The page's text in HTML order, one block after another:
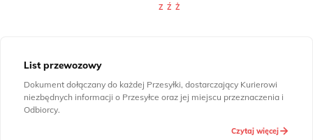
Z Ź Ż
List przewozowy
Dokument dołączany do każdej Przesyłki, dostarczający Kurierowi
niezbędnych informacji o Przesyłce oraz jej miejscu przeznaczenia i
Odbiorcy.
Czytaj więcej